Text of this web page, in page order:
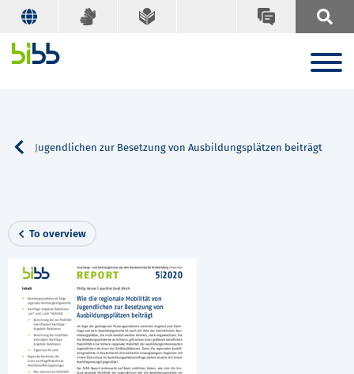
von Jugendlichen zur Besetzung von Ausbildungsplätzen beiträgt
To overview